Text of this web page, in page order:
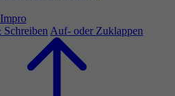
Auf- oder Zuklappen